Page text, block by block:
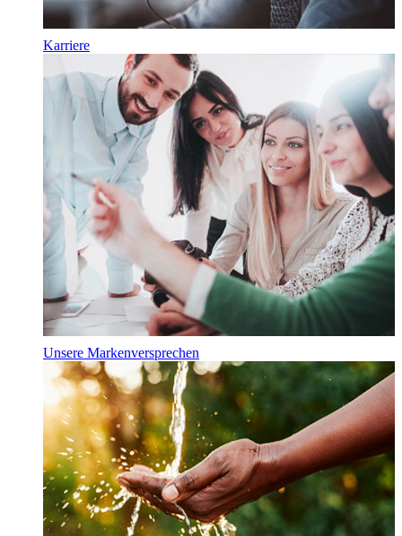
Karriere
Unsere Markenversprechen